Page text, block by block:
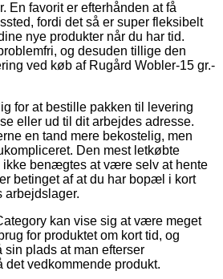
En favorit er efterhånden at få
fordi det så er super fleksibelt
nye produkter når du har tid.
og desuden tillige den
ved køb af Rugård Wobler-15 gr.-
for at bestille pakken til levering
eller ud til dit arbejdes adresse.
en tand mere bekostelig, men
Den mest letkøbte
ikke benægtes at være selv at hente
betinget af at du har bopæl i kort
arbejdslager.
kan vise sig at være meget
for produktet om kort tid, og
sin plads at man efterser
det vedkommende produkt.